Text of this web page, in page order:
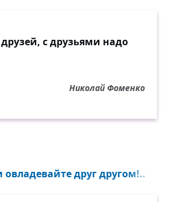
с друзьями надо
Николай Фоменко
друг другом!..